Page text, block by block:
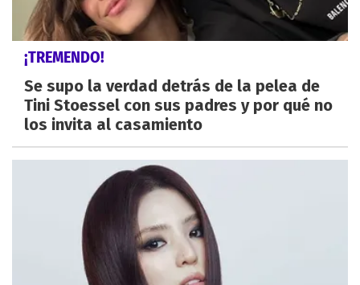
¡TREMENDO!
Se supo la verdad detrás de la pelea de
Tini Stoessel con sus padres y por qué no
los invita al casamiento